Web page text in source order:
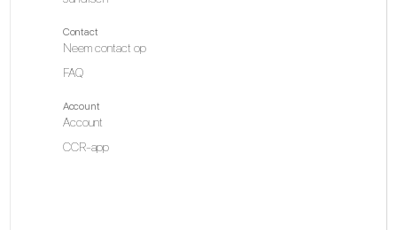
Contact
Neem contact op
FAQ
Account
Account
CCR-app